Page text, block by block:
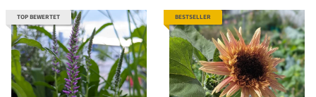
TOP BEWERTET BESTSELLER